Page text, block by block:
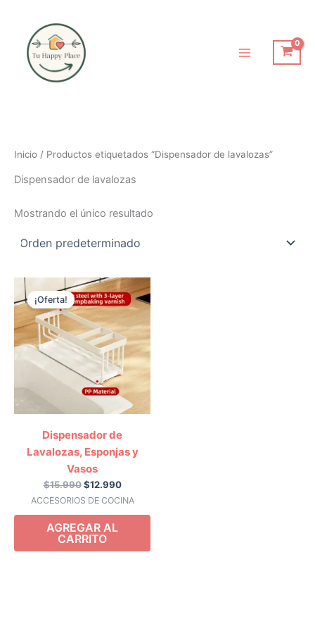
contenido
Inicio / Productos etiquetados “Dispensador de lavalozas”
Dispensador de lavalozas
Mostrando el único resultado
¡Oferta!
ACCESORIOS DE COCINA
Dispensador de
Lavalozas, Esponjas y
Vasos
$15.990
El
precio
original
era:
$15.990.
$12.990
precio
actual
$12.990.
AGREGAR AL
CARRITO